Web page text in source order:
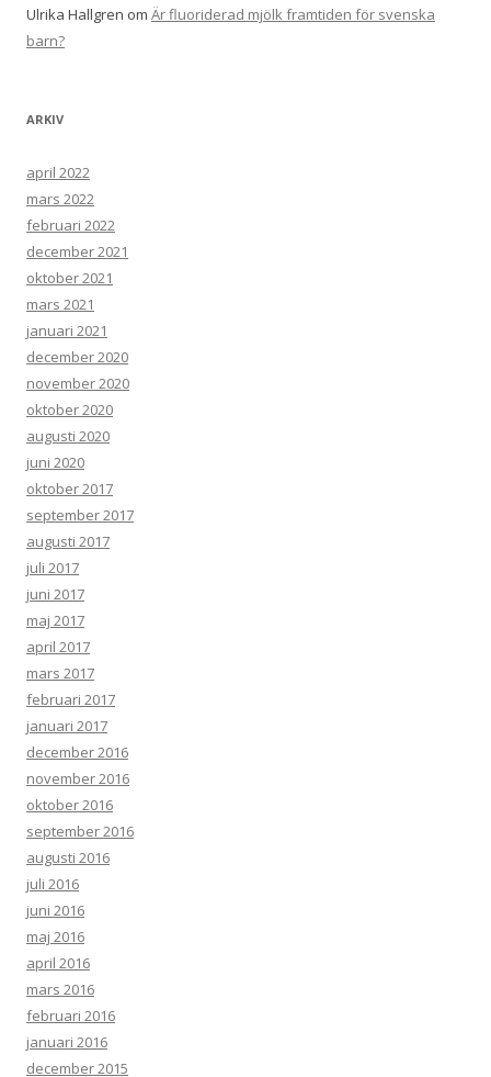
Ulrika Hallgren om Är fluoriderad mjölk framtiden för svenska
barn?
ARKIV
april 2022
mars 2022
februari 2022
december 2021
oktober 2021
mars 2021
januari 2021
december 2020
november 2020
oktober 2020
augusti 2020
juni 2020
oktober 2017
september 2017
augusti 2017
juli 2017
juni 2017
maj 2017
april 2017
mars 2017
februari 2017
januari 2017
december 2016
november 2016
oktober 2016
september 2016
augusti 2016
juli 2016
juni 2016
maj 2016
april 2016
mars 2016
februari 2016
januari 2016
december 2015